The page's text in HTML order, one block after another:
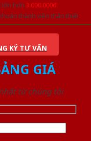
lớn hơn 3.000.000đ
thành viên thân thiết
KÝ TƯ VẤN
GIÁ
từ chúng tôi